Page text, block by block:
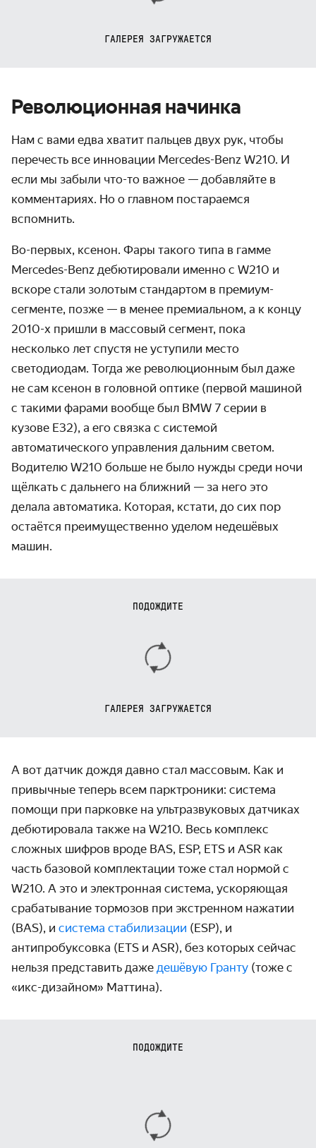
ГАЛЕРЕЯ ЗАГРУЖАЕТСЯ
Революционная начинка
Нам с вами едва хватит пальцев двух рук, чтобы
перечесть все инновации Mercedes-Benz W210. И
если мы забыли что-то важное — добавляйте в
комментариях. Но о главном постараемся
вспомнить.
Во-первых, ксенон. Фары такого типа в гамме
Mercedes-Benz дебютировали именно с W210 и
вскоре стали золотым стандартом в премиум-
сегменте, позже — в менее премиальном, а к концу
2010-х пришли в массовый сегмент, пока
несколько лет спустя не уступили место
светодиодам. Тогда же революционным был даже
не сам ксенон в головной оптике (первой машиной
с такими фарами вообще был BMW 7 серии в
кузове E32), а его связка с системой
автоматического управления дальним светом.
Водителю W210 больше не было нужды среди ночи
щёлкать с дальнего на ближний — за него это
делала автоматика. Которая, кстати, до сих пор
остаётся преимущественно уделом недешёвых
машин.
ПОДОЖДИТЕ
ГАЛЕРЕЯ ЗАГРУЖАЕТСЯ
А вот датчик дождя давно стал массовым. Как и
привычные теперь всем парктроники: система
помощи при парковке на ультразвуковых датчиках
дебютировала также на W210. Весь комплекс
сложных шифров вроде BAS, ESP, ETS и ASR как
часть базовой комплектации тоже стал нормой с
W210. А это и электронная система, ускоряющая
срабатывание тормозов при экстренном нажатии
(BAS), и система стабилизации (ESP), и
антипробуксовка (ETS и ASR), без которых сейчас
нельзя представить даже дешёвую Гранту (тоже с
«икс-дизайном» Маттина).
ПОДОЖДИТЕ